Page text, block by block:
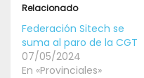
Relacionado
Federación Sitech se
suma al paro de la CGT
07/05/2024
En «Provinciales»